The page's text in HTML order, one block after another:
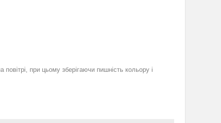
при цьому зберігаючи пишність кольору і